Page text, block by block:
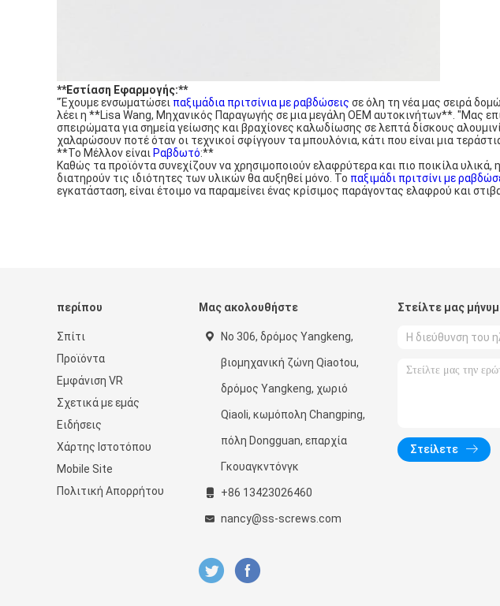
**Εστίαση Εφαρμογής:**
"Έχουμε ενσωματώσει παξιμάδια πριτσίνια με ραβδώσεις σε όλη τη νέα μας σειρά
λέει η **Lisa Wang, Μηχανικός Παραγωγής σε μια μεγάλη OEM αυτοκινήτων**. "Μας
σπειρώματα για σημεία γείωσης και βραχίονες καλωδίωσης σε λεπτά δίσκους
χαλαρώσουν ποτέ όταν οι τεχνικοί σφίγγουν τα μπουλόνια, κάτι που είναι μια
**Το Μέλλον είναι Ραβδωτό:**
Καθώς τα προϊόντα συνεχίζουν να χρησιμοποιούν ελαφρύτερα και πιο ποικίλα
διατηρούν τις ιδιότητες των υλικών θα αυξηθεί μόνο. Το παξιμάδι πριτσίνι με
εγκατάσταση, είναι έτοιμο να παραμείνει ένας κρίσιμος παράγοντας ελαφρού και
περίπου
Σπίτι
Προϊόντα
Εμφάνιση VR
Σχετικά με εμάς
Ειδήσεις
Χάρτης Ιστοτόπου
Mobile Site
Πολιτική Απορρήτου
Μας ακολουθήστε
Νο 306, δρόμος Yangkeng,
βιομηχανική ζώνη Qiaotou,
δρόμος Yangkeng, χωριό
Qiaoli, κωμόπολη Changping,
πόλη Dongguan, επαρχία
Γκουαγκντόνγκ
+86 13423026460
nancy@ss-screws.com
Στείλτε μας
Στείλετε